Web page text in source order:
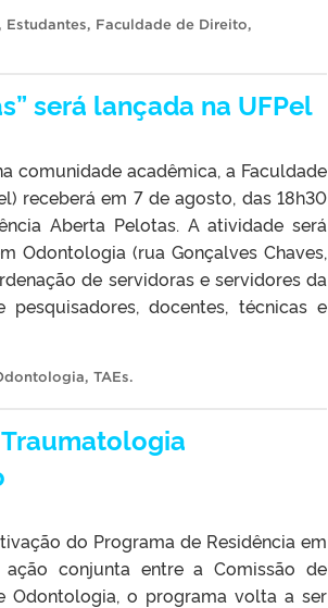
, Estudantes, Faculdade de Direito,
será lançada na UFPel
comunidade acadêmica, a Faculdade
receberá em 7 de agosto, das 18h30
Aberta Pelotas. A atividade será
Odontologia (rua Gonçalves Chaves,
de servidoras e servidores da
pesquisadores, docentes, técnicas e
, TAEs.
do Programa de Residência em
conjunta entre a Comissão de
Odontologia, o programa volta a ser